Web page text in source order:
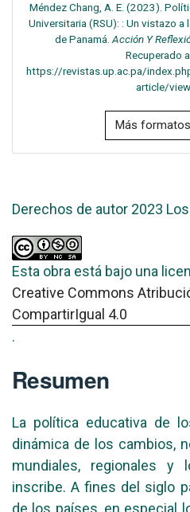
Méndez Chang, A. E. (2023).
Universitaria (RSU): : Un vistazo
de Panamá. Acción Y
Recuperado
https://revistas.up.ac.pa/
article/
Más
Derechos de autor 2023
Esta obra está bajo una
Creative Commons
CompartirIgual 4.0
.
Resumen
La política educativa de
dinámica de los cambios,
mundiales, regionales
inscribe. A fines del siglo
de los países, en especial